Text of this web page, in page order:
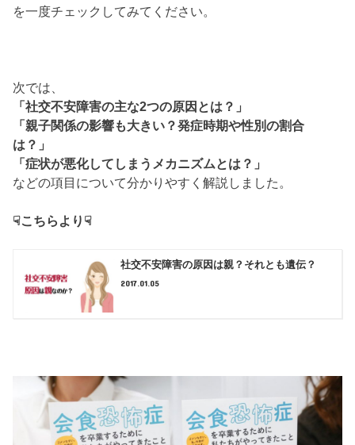
を一度チェックしてみてください。
次では、
「社交不安障害の主な2つの原因とは？」
「親子関係の影響も大きい？発症時期や性別の割合
は？」
「症状が悪化してしまうメカニズムとは？」
などの項目について分かりやすく解説しました。
☟こちらより☟
社交不安障害の原因は親？それとも遺伝？
2017.01.05